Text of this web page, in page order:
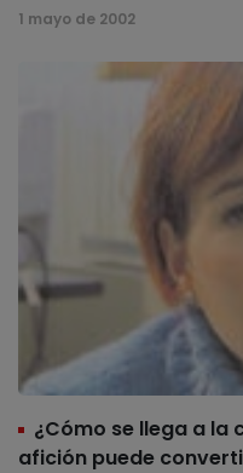
1 mayo de 2002
¿Cómo se llega a la
afición puede